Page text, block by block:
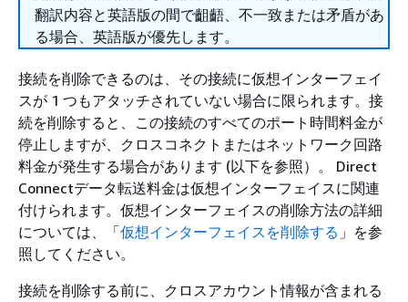
翻訳内容と英語版の間で齟齬、不一致または矛盾があ
る場合、英語版が優先します。
接続を削除できるのは、その接続に仮想インターフェイ
スが 1 つもアタッチされていない場合に限られます。接
続を削除すると、この接続のすべてのポート時間料金が
停止しますが、クロスコネクトまたはネットワーク回路
料金が発生する場合があります (以下を参照）。 Direct
Connectデータ転送料金は仮想インターフェイスに関連
付けられます。仮想インターフェイスの削除方法の詳細
については、「仮想インターフェイスを削除する 」を参
照してください。
接続を削除する前に、クロスアカウント情報が含まれる